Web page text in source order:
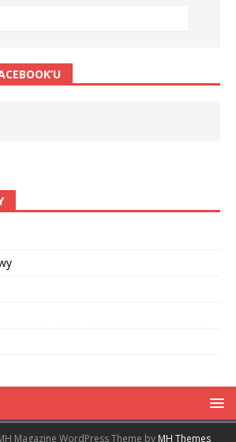
Magazine WordPress Theme by MH Themes